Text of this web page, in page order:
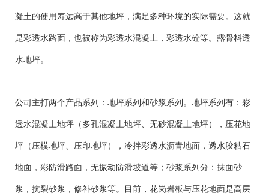
凝土的使用寿远高于其他地坪，满足多种环境的实际需要。这就
是彩透水路面，也被称为彩透水混凝土，彩透水砼等。露骨料透
水地坪。
公司主打两个产品系列：地坪系列和砂浆系列。地坪系列有：彩
透水混凝土地坪（多孔混凝土地坪、无砂混凝土地坪），压花地
坪（压模地坪、压印地坪），冷拌彩透水沥青地面，透水胶粘石
地面，彩防滑路面，无振动防滑坡道等；砂浆系列分：抹面砂
浆，抗裂砂浆，修补砂浆等。目前，花岗岩板与压花地面是高层